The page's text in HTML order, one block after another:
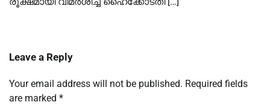
Leave a Reply
Your email address will not be published. Required fields
are marked *